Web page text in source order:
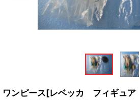
ワンピース[レベッカ フィギュ